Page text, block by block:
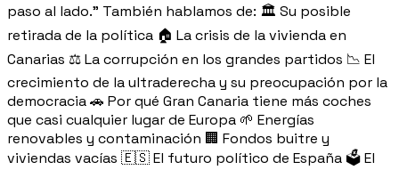
paso al lado." También hablamos de: 🏛️ Su posible
retirada de la política 🏠 La crisis de la vivienda en
Canarias ⚖️ La corrupción en los grandes partidos 📉 El
crecimiento de la ultraderecha y su preocupación por la
democracia 🚗 Por qué Gran Canaria tiene más coches
que casi cualquier lugar de Europa 🌱 Energías
renovables y contaminación 🏢 Fondos buitre y
viviendas vacías 🇪🇸 El futuro político de España 🗳️ El